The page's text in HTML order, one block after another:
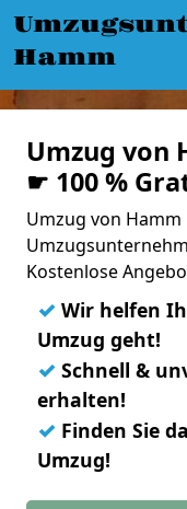
Hamm
Umzug von
☛ 100 %
Umzug von Hamm
Kostenlose
✓ Wir helfen
Umzug geht!
✓ Schnell &
erhalten!
✓ Finden Sie
Umzug!